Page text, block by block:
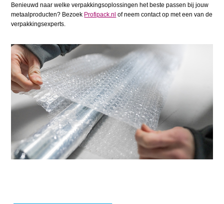
Benieuwd naar welke verpakkingsoplossingen het beste passen bij jouw
metaalproducten? Bezoek Profipack.nl of neem contact op met een van de
verpakkingsexperts.